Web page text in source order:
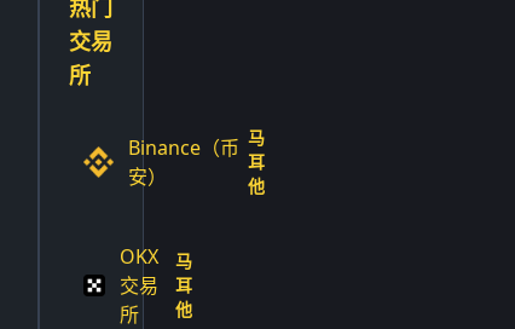
热门
交易
所
Binance（币
安）
马
耳
他
OKX
交易
所
马
耳
他